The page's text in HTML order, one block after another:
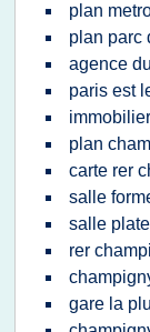
plan
plan parc
agence
paris est
plan
carte rer
salle
salle
rer
gare la